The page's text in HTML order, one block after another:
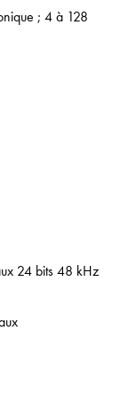
; 4 à 128
24 bits 48 kHz